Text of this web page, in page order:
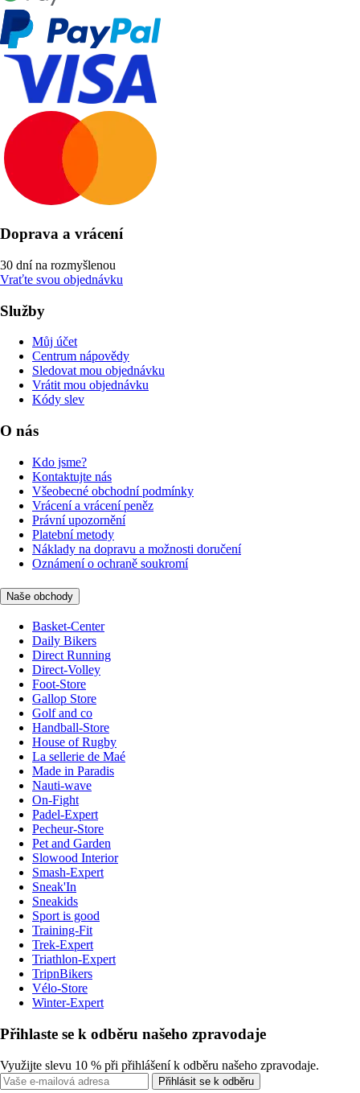
Doprava a vrácení
30 dní na rozmyšlenou
Vraťte svou objednávku
Služby
Můj účet
Centrum nápovědy
Sledovat mou objednávku
Vrátit mou objednávku
Kódy slev
O nás
Kdo jsme?
Kontaktujte nás
Všeobecné obchodní podmínky
Vrácení a vrácení peněz
Právní upozornění
Platební metody
Náklady na dopravu a možnosti doručení
Oznámení o ochraně soukromí
Naše obchody
Basket-Center
Daily Bikers
Direct Running
Direct-Volley
Foot-Store
Gallop Store
Golf and co
Handball-Store
House of Rugby
La sellerie de Maé
Made in Paradis
Nauti-wave
On-Fight
Padel-Expert
Pecheur-Store
Pet and Garden
Slowood Interior
Smash-Expert
Sneak'In
Sneakids
Sport is good
Training-Fit
Trek-Expert
Triathlon-Expert
TripnBikers
Vélo-Store
Winter-Expert
Přihlaste se k odběru našeho zpravodaje
Využijte slevu 10 % při přihlášení k odběru našeho zpravodaje.
Přihlásit se k odběru